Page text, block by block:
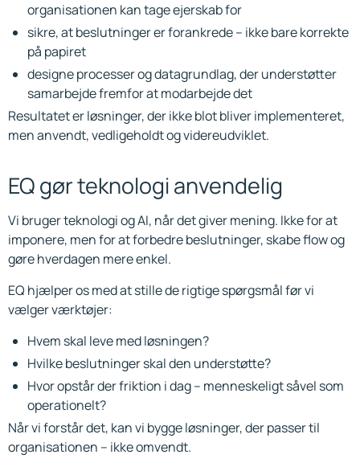
organisationen kan tage ejerskab for
sikre, at beslutninger er forankrede – ikke bare korrekte
på papiret
designe processer og datagrundlag, der understøtter
samarbejde fremfor at modarbejde det
Resultatet er løsninger, der ikke blot bliver implementeret,
men anvendt, vedligeholdt og videreudviklet.
EQ gør teknologi anvendelig
Vi bruger teknologi og AI, når det giver mening. Ikke for at
imponere, men for at forbedre beslutninger, skabe flow og
gøre hverdagen mere enkel.
EQ hjælper os med at stille de rigtige spørgsmål før vi
vælger værktøjer:
Hvem skal leve med løsningen?
Hvilke beslutninger skal den understøtte?
Hvor opstår der friktion i dag – menneskeligt såvel som
operationelt?
Når vi forstår det, kan vi bygge løsninger, der passer til
organisationen – ikke omvendt.